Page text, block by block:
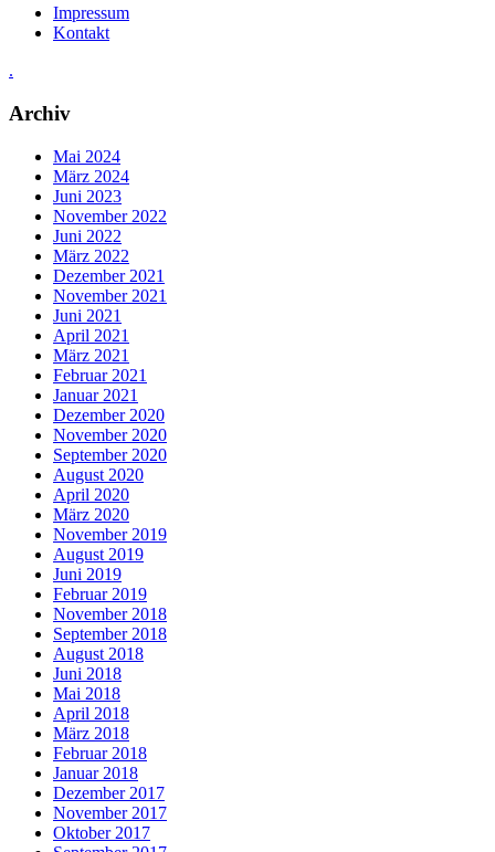
Impressum
Kontakt
.
Archiv
Mai 2024
März 2024
Juni 2023
November 2022
Juni 2022
März 2022
Dezember 2021
November 2021
Juni 2021
April 2021
März 2021
Februar 2021
Januar 2021
Dezember 2020
November 2020
September 2020
August 2020
April 2020
März 2020
November 2019
August 2019
Juni 2019
Februar 2019
November 2018
September 2018
August 2018
Juni 2018
Mai 2018
April 2018
März 2018
Februar 2018
Januar 2018
Dezember 2017
November 2017
Oktober 2017